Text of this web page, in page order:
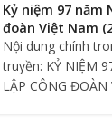
Kỷ niệm 97 năm
đoàn Việt Nam
Nội dung chính
truyền: KỶ NIỆM
LẬP CÔNG